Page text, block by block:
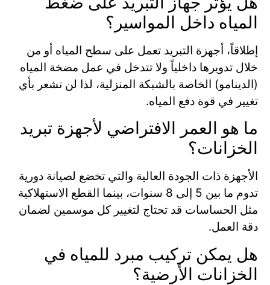
المياه داخل المواسير؟
إطلاقاً، أجهزة التبريد تعمل على سطح المياه أو من
خلال تدويرها داخلياً ولا تتدخل في عمل مضخة المياه
(الدينامو) الخاصة بالشبكة المنزلية، لذا لن تشعر بأي
تغيير في قوة دفع المياه.
ما هو العمر الافتراضي لأجهزة تبريد
الخزانات؟
الأجهزة ذات الجودة العالية والتي تخضع لصيانة دورية
تدوم ما بين 5 إلى 8 سنوات، بينما القطع الاستهلاكية
مثل الحساسات قد تحتاج لتغيير كل موسمين لضمان
دقة العمل.
هل يمكن تركيب مبرد للمياه في
الخزانات الأرضية؟